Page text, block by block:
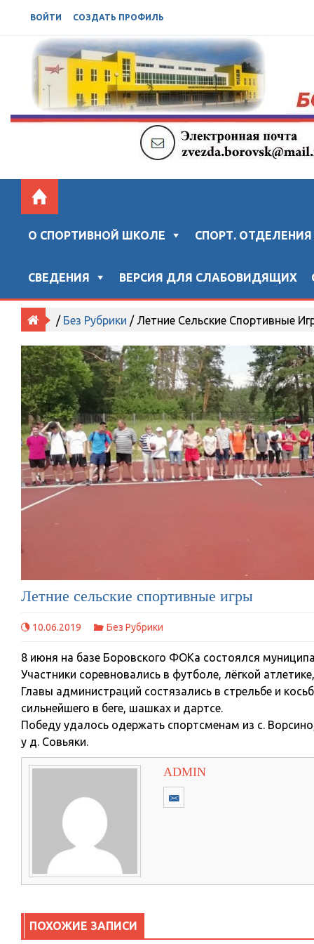
ВОЙТИ СОЗДАТЬ ПРОФИЛЬ
БОРОВСКАЯ СШ "ЗВЕЗДА"
Официальный сайт "Боровской спортивной школы
О СПОРТИВНОЙ ШКОЛЕ СПОРТ. ОТДЕЛЕНИЯ
СВЕДЕНИЯ ВЕРСИЯ ДЛЯ СЛАБОВИДЯЩИХ
/ Без Рубрики / Летние Сельские Спортивные
Летние сельские спортивные игры
10.06.2019 Без Рубрики
8 июня на базе Боровского ФОКа состоялся
Участники соревновались в футболе, лёгкой
Главы администраций состязались в стрельбе и
сильнейшего в беге, шашках и дартсе.
Победу удалось одержать спортсменам из с.
у д. Совьяки.
ADMIN
ПОХОЖИЕ ЗАПИСИ